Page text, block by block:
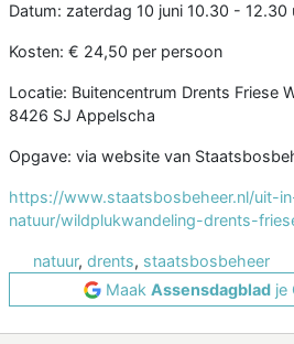
Datum: zaterdag 10 juni 10.30 - 12.30
Kosten: € 24,50 per persoon
Locatie: Buitencentrum Drents Friese
8426 SJ Appelscha
Opgave: via website van
https://www.staatsbosbeheer.nl/uit-
natuur/wildplukwandeling-drents-
natuur, drents, staatsbosbeheer
Maak Assensdagblad je